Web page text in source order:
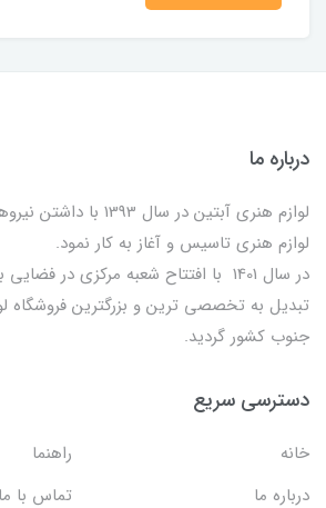
درباره ما
لوازم هنری آبتین در
لوازم هنری تاسیس و آغاز به کار نمود.
تبدیل به تخصصی ترین و بزرگترین فروشگاه
جنوب کشور گردید.
دسترسی سریع
خانه
راهنما
درباره ما
تماس با ما